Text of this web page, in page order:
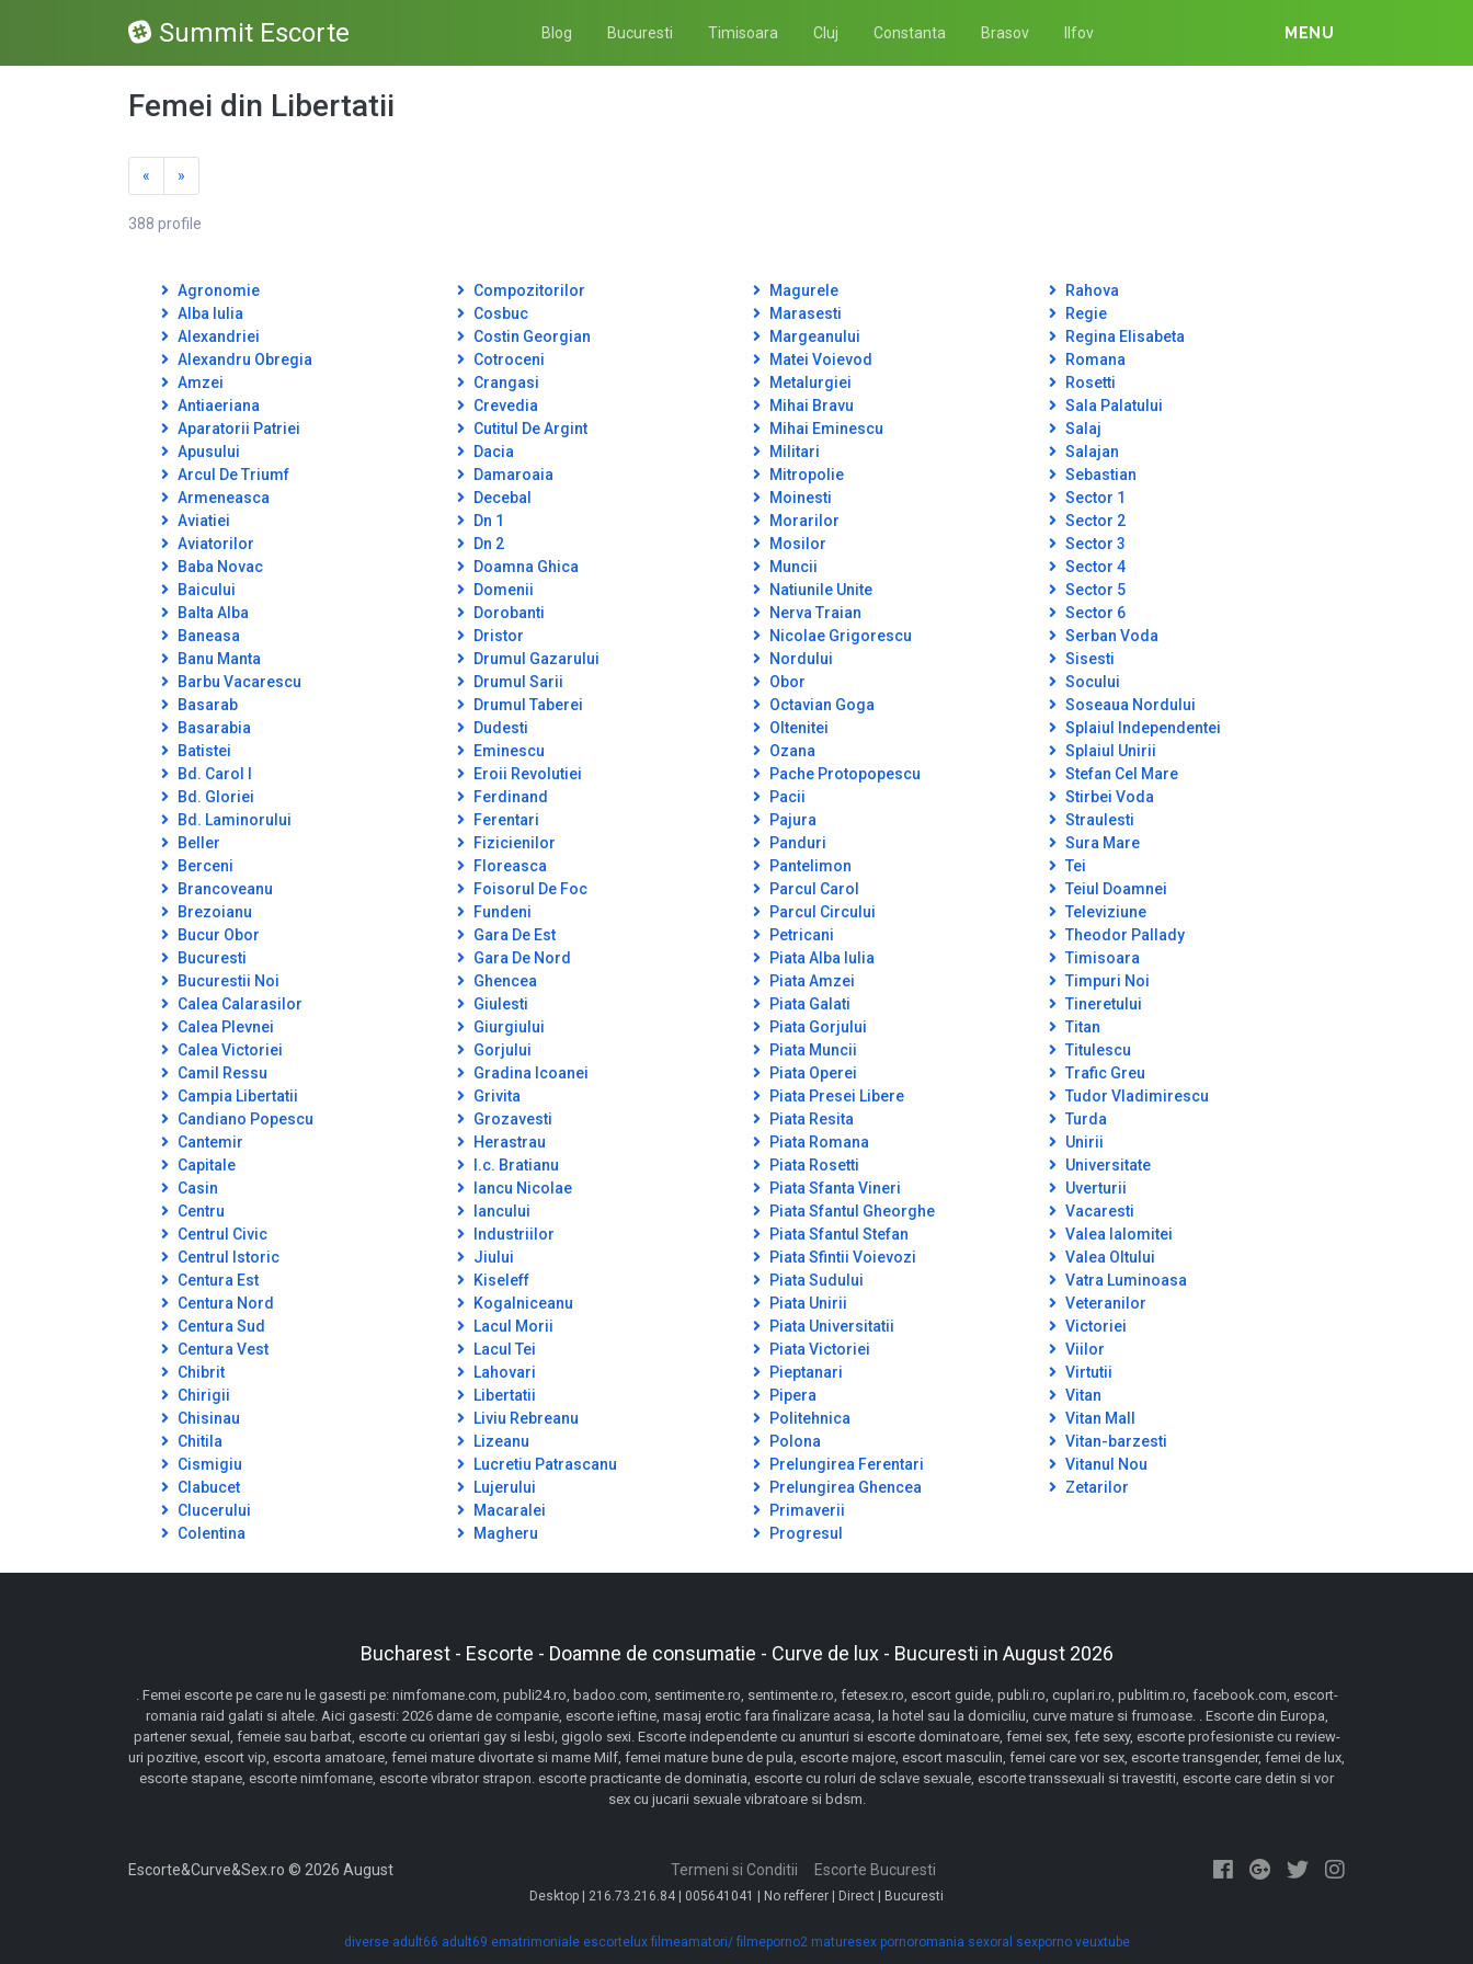
Summit Escorte Blog Bucuresti Timisoara Cluj Constanta Brasov Ilfov MENU
Femei din Libertatii
« »
388 profile
Agronomie
Alba Iulia
Alexandriei
Alexandru Obregia
Amzei
Antiaeriana
Aparatorii Patriei
Apusului
Arcul De Triumf
Armeneasca
Aviatiei
Aviatorilor
Baba Novac
Baicului
Balta Alba
Baneasa
Banu Manta
Barbu Vacarescu
Basarab
Basarabia
Batistei
Bd. Carol I
Bd. Gloriei
Bd. Laminorului
Beller
Berceni
Brancoveanu
Brezoianu
Bucur Obor
Bucuresti
Bucurestii Noi
Calea Calarasilor
Calea Plevnei
Calea Victoriei
Camil Ressu
Campia Libertatii
Candiano Popescu
Cantemir
Capitale
Casin
Centru
Centrul Civic
Centrul Istoric
Centura Est
Centura Nord
Centura Sud
Centura Vest
Chibrit
Chirigii
Chisinau
Chitila
Cismigiu
Clabucet
Clucerului
Colentina
Compozitorilor
Cosbuc
Costin Georgian
Cotroceni
Crangasi
Crevedia
Cutitul De Argint
Dacia
Damaroaia
Decebal
Dn 1
Dn 2
Doamna Ghica
Domenii
Dorobanti
Dristor
Drumul Gazarului
Drumul Sarii
Drumul Taberei
Dudesti
Eminescu
Eroii Revolutiei
Ferdinand
Ferentari
Fizicienilor
Floreasca
Foisorul De Foc
Fundeni
Gara De Est
Gara De Nord
Ghencea
Giulesti
Giurgiului
Gorjului
Gradina Icoanei
Grivita
Grozavesti
Herastrau
I.c. Bratianu
Iancu Nicolae
Iancului
Industriilor
Jiului
Kiseleff
Kogalniceanu
Lacul Morii
Lacul Tei
Lahovari
Libertatii
Liviu Rebreanu
Lizeanu
Lucretiu Patrascanu
Lujerului
Macaralei
Magheru
Magurele
Marasesti
Margeanului
Matei Voievod
Metalurgiei
Mihai Bravu
Mihai Eminescu
Militari
Mitropolie
Moinesti
Morarilor
Mosilor
Muncii
Natiunile Unite
Nerva Traian
Nicolae Grigorescu
Nordului
Obor
Octavian Goga
Oltenitei
Ozana
Pache Protopopescu
Pacii
Pajura
Panduri
Pantelimon
Parcul Carol
Parcul Circului
Petricani
Piata Alba Iulia
Piata Amzei
Piata Galati
Piata Gorjului
Piata Muncii
Piata Operei
Piata Presei Libere
Piata Resita
Piata Romana
Piata Rosetti
Piata Sfanta Vineri
Piata Sfantul Gheorghe
Piata Sfantul Stefan
Piata Sfintii Voievozi
Piata Sudului
Piata Unirii
Piata Universitatii
Piata Victoriei
Pieptanari
Pipera
Politehnica
Polona
Prelungirea Ferentari
Prelungirea Ghencea
Primaverii
Progresul
Rahova
Regie
Regina Elisabeta
Romana
Rosetti
Sala Palatului
Salaj
Salajan
Sebastian
Sector 1
Sector 2
Sector 3
Sector 4
Sector 5
Sector 6
Serban Voda
Sisesti
Socului
Soseaua Nordului
Splaiul Independentei
Splaiul Unirii
Stefan Cel Mare
Stirbei Voda
Straulesti
Sura Mare
Tei
Teiul Doamnei
Televiziune
Theodor Pallady
Timisoara
Timpuri Noi
Tineretului
Titan
Titulescu
Trafic Greu
Tudor Vladimirescu
Turda
Unirii
Universitate
Uverturii
Vacaresti
Valea Ialomitei
Valea Oltului
Vatra Luminoasa
Veteranilor
Victoriei
Viilor
Virtutii
Vitan
Vitan Mall
Vitan-barzesti
Vitanul Nou
Zetarilor
Bucharest - Escorte - Doamne de consumatie - Curve de lux - Bucuresti in August 2026
. Femei escorte pe care nu le gasesti pe: nimfomane.com, publi24.ro, badoo.com, sentimente.ro, sentimente.ro, fetesex.ro, escort guide, publi.ro, cuplari.ro, publitim.ro, facebook.com, escort-
romania raid galati si altele. Aici gasesti: 2026 dame de companie, escorte ieftine, masaj erotic fara finalizare acasa, la hotel sau la domiciliu, curve mature si frumoase. . Escorte din Europa,
partener sexual, femeie sau barbat, escorte cu orientari gay si lesbi, gigolo sexi. Escorte independente cu anunturi si escorte dominatoare, femei sex, fete sexy, escorte profesioniste cu review-
uri pozitive, escort vip, escorta amatoare, femei mature divortate si mame Milf, femei mature bune de pula, escorte majore, escort masculin, femei care vor sex, escorte transgender, femei de lux,
escorte stapane, escorte nimfomane, escorte vibrator strapon. escorte practicante de dominatia, escorte cu roluri de sclave sexuale, escorte transsexuali si travestiti, escorte care detin si vor
sex cu jucarii sexuale vibratoare si bdsm.
Escorte&Curve&Sex.ro © 2026 August Termeni si Conditii Escorte Bucuresti
Desktop | 216.73.216.84 | 005641041 | No refferer | Direct | Bucuresti
diverse adult66 adult69 ematrimoniale escortelux filmeamatori/ filmeporno2 maturesex pornoromania sexoral sexporno veuxtube